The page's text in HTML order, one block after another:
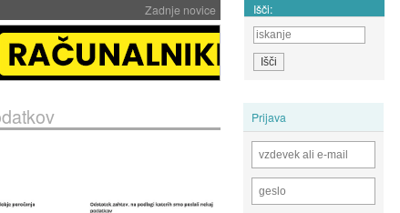
Zadnje novice Išči:
Prijava